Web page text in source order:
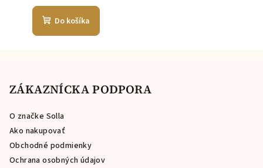
Do košíka
ZÁKAZNÍCKA PODPORA
O značke Solla
Ako nakupovať
Obchodné podmienky
Ochrana osobných údajov